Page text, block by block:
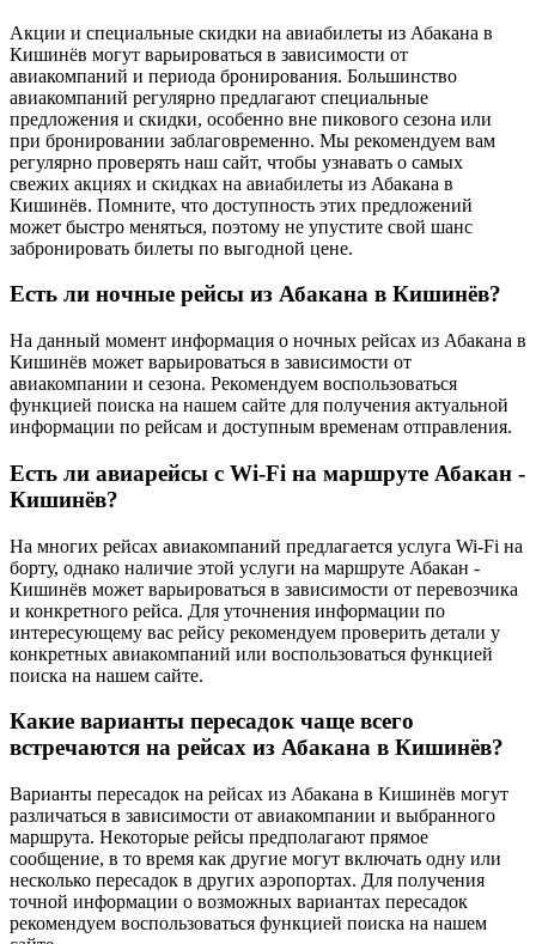
Акции и специальные скидки на авиабилеты из Абакана в
Кишинёв могут варьироваться в зависимости от
авиакомпаний и периода бронирования. Большинство
авиакомпаний регулярно предлагают специальные
предложения и скидки, особенно вне пикового сезона или
при бронировании заблаговременно. Мы рекомендуем вам
регулярно проверять наш сайт, чтобы узнавать о самых
свежих акциях и скидках на авиабилеты из Абакана в
Кишинёв. Помните, что доступность этих предложений
может быстро меняться, поэтому не упустите свой шанс
забронировать билеты по выгодной цене.
Есть ли ночные рейсы из Абакана в Кишинёв?
На данный момент информация о ночных рейсах из Абакана в
Кишинёв может варьироваться в зависимости от
авиакомпании и сезона. Рекомендуем воспользоваться
функцией поиска на нашем сайте для получения актуальной
информации по рейсам и доступным временам отправления.
Есть ли авиарейсы с Wi-Fi на маршруте Абакан -
Кишинёв?
На многих рейсах авиакомпаний предлагается услуга Wi-Fi на
борту, однако наличие этой услуги на маршруте Абакан -
Кишинёв может варьироваться в зависимости от перевозчика
и конкретного рейса. Для уточнения информации по
интересующему вас рейсу рекомендуем проверить детали у
конкретных авиакомпаний или воспользоваться функцией
поиска на нашем сайте.
Какие варианты пересадок чаще всего
встречаются на рейсах из Абакана в Кишинёв?
Варианты пересадок на рейсах из Абакана в Кишинёв могут
различаться в зависимости от авиакомпании и выбранного
маршрута. Некоторые рейсы предполагают прямое
сообщение, в то время как другие могут включать одну или
несколько пересадок в других аэропортах. Для получения
точной информации о возможных вариантах пересадок
рекомендуем воспользоваться функцией поиска на нашем